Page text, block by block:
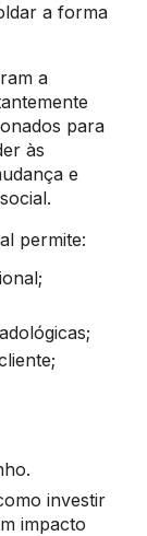
a forma
a
para
às
e
permite:
investir
impacto